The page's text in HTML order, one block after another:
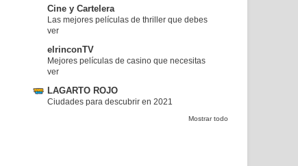
Cine y Cartelera
Las mejores películas de thriller que debes
ver
elrinconTV
Mejores películas de casino que necesitas
ver
LAGARTO ROJO
Ciudades para descubrir en 2021
Mostrar todo